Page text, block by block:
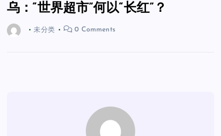
乌：“世界超市”何以“长红”？
未分类 0 Comments